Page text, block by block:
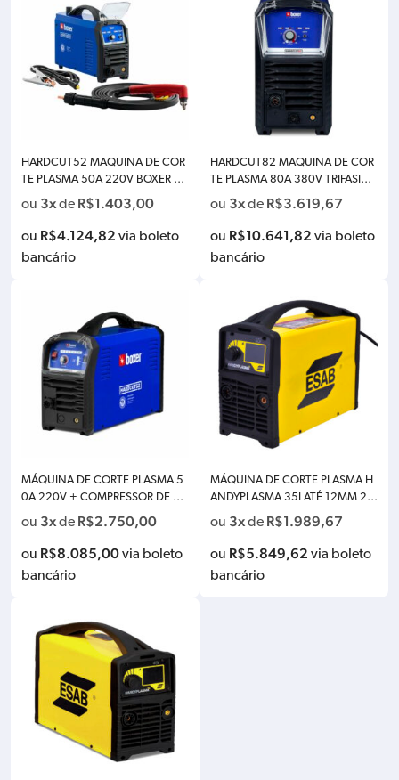
HARDCUT52 MAQUINA DE COR
TE PLASMA 50A 220V BOXER 40
05001
ou 3xde R$1.403,00
ou R$4.124,82 via boleto
bancário
HARDCUT82 MAQUINA DE COR
TE PLASMA 80A 380V TRIFASICO
BOXER 4005007
ou 3xde R$3.619,67
ou R$10.641,82 via boleto
bancário
MÁQUINA DE CORTE PLASMA 5
0A 220V + COMPRESSOR DE AR
INTERNO BOXER HARDCUT52AI
R 4005014
ou 3xde R$2.750,00
ou R$8.085,00via boleto
bancário
MÁQUINA DE CORTE PLASMA H
ANDYPLASMA 35I ATÉ 12MM 22
0V MONO ESAB 0739966
ou 3xde R$1.989,67
ou R$5.849,62 via boleto
bancário